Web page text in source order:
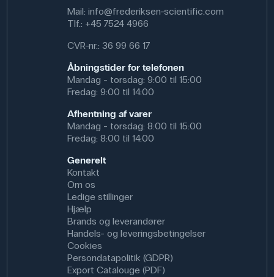
Mail: info@frederiksen-scientific.com
Tlf.: +45 7524 4966
CVR-nr.: 36 99 66 17
Åbningstider for telefonen
Mandag - torsdag: 9:00 til 15:00
Fredag: 9:00 til 14:00
Afhentning af varer
Mandag - torsdag: 8:00 til 15:00
Fredag: 8:00 til 14:00
Generelt
Kontakt
Om os
Ledige stillinger
Hjælp
Brands og leverandører
Handels- og leveringsbetingelser
Cookies
Persondatapolitik (GDPR)
Export Catalouge (PDF)